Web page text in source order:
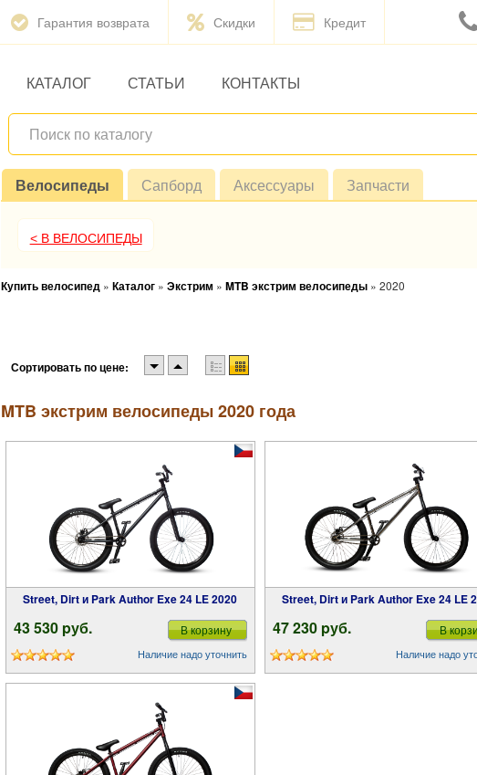
Гарантия возврата Скидки Кредит
КАТАЛОГ СТАТЬИ КОНТАКТЫ
Велосипеды Сапборд Аксессуары Запчасти
< В ВЕЛОСИПЕДЫ
Купить велосипед » Каталог » Экстрим » MTB экстрим велосипеды » 2020
Сортировать по цене:
MTB экстрим велосипеды 2020 года
Street, Dirt и Park Author Exe 24 LE 2020
43 530 pуб. В корзину
Наличие надо уточнить
Street, Dirt и Park Author Exe 24 LE
47 230 pуб. В
Наличие надо